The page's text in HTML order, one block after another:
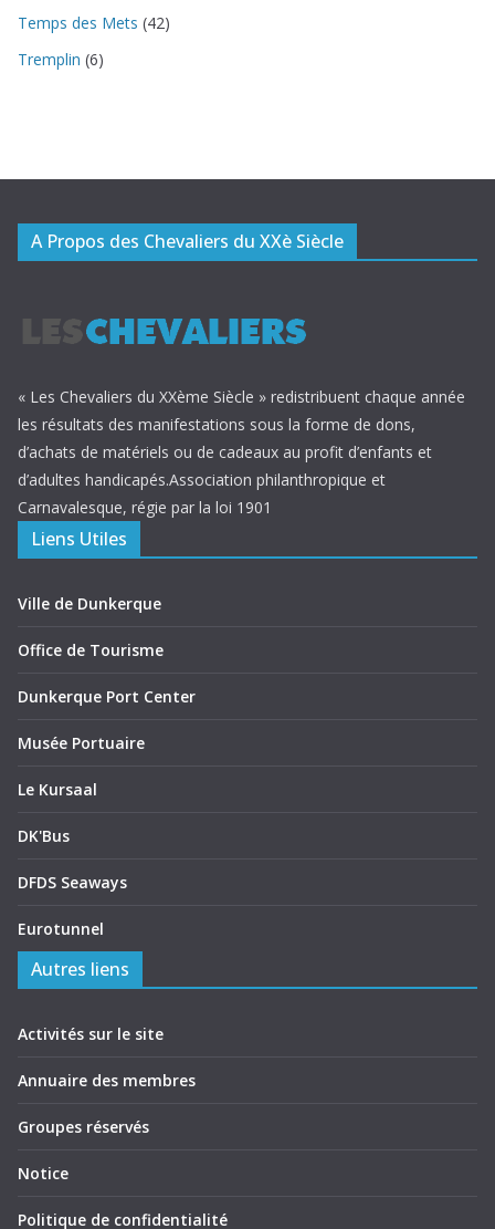
Temps des Mets (42)
Tremplin (6)
A Propos des Chevaliers du XXè Siècle
« Les Chevaliers du XXème Siècle » redistribuent chaque année
les résultats des manifestations sous la forme de dons,
d’achats de matériels ou de cadeaux au profit d’enfants et
d’adultes handicapés.Association philanthropique et
Carnavalesque, régie par la loi 1901
Liens Utiles
Ville de Dunkerque
Office de Tourisme
Dunkerque Port Center
Musée Portuaire
Le Kursaal
DK'Bus
DFDS Seaways
Eurotunnel
Autres liens
Activités sur le site
Annuaire des membres
Groupes réservés
Notice
Politique de confidentialité